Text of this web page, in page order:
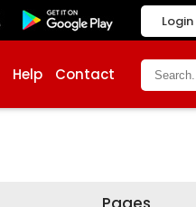
Login
Help Contact